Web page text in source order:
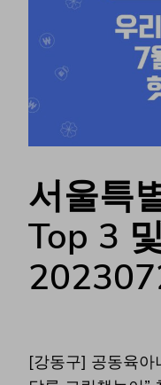
서울특
Top 3
[강동구] 공동육아